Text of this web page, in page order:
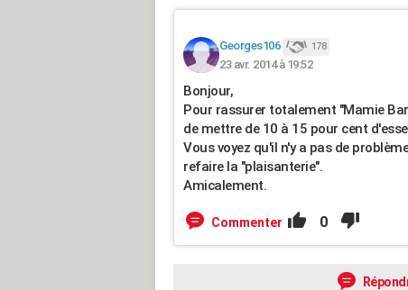
Georges106 178
23 avr. 2014 à 19:52
Bonjour,
Pour rassurer totalement "Mamie
de mettre de 10 à 15 pour cent
Vous voyez qu'il n'y a pas de
refaire la "plaisanterie".
Amicalement.
Commenter 0